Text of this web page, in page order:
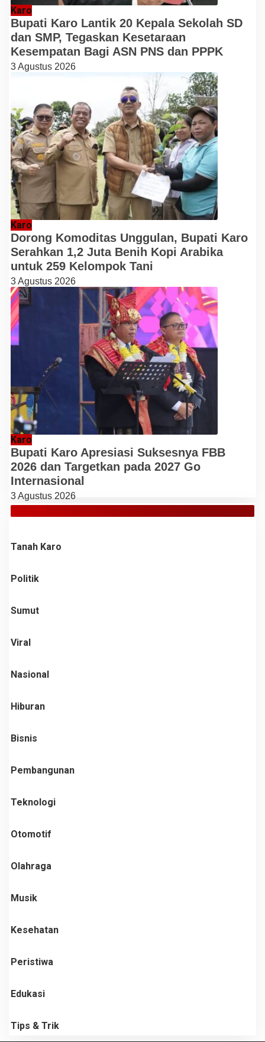
Karo
Bupati Karo Lantik 20 Kepala Sekolah SD
dan SMP, Tegaskan Kesetaraan
Kesempatan Bagi ASN PNS dan PPPK
3 Agustus 2026
Karo
Dorong Komoditas Unggulan, Bupati Karo
Serahkan 1,2 Juta Benih Kopi Arabika
untuk 259 Kelompok Tani
3 Agustus 2026
Karo
Bupati Karo Apresiasi Suksesnya FBB
2026 dan Targetkan pada 2027 Go
Internasional
3 Agustus 2026
JELAJAH
Tanah Karo
Politik
Sumut
Viral
Nasional
Hiburan
Bisnis
Pembangunan
Teknologi
Otomotif
Olahraga
Musik
Kesehatan
Peristiwa
Edukasi
Tips & Trik